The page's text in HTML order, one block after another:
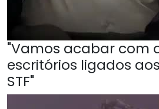
"Vamos acabar com
escritórios ligados
STF"